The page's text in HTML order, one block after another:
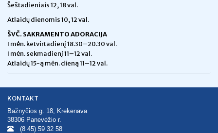
Šeštadieniais 12, 18 val.
Atlaidų dienomis 10, 12 val.
ŠVČ. SAKRAMENTO ADORACIJA
I mėn. ketvirtadienį 18.30–20.30 val.
I mėn. sekmadienį 11–12 val.
Atlaidų 15-ą mėn. dieną 11–12 val.
KONTAKT
Bažnyčios g. 18, Krekenava
38306 Panevėžio r.
(8 45) 59 32 58